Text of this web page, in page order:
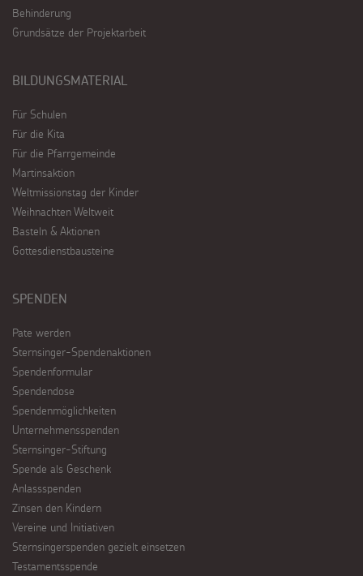
Behinderung
Grundsätze der Projektarbeit
BILDUNGSMATERIAL
Für Schulen
Für die Kita
Für die Pfarrgemeinde
Martinsaktion
Weltmissionstag der Kinder
Weihnachten Weltweit
Basteln & Aktionen
Gottesdienstbausteine
SPENDEN
Pate werden
Sternsinger-Spendenaktionen
Spendenformular
Spendendose
Spendenmöglichkeiten
Unternehmensspenden
Sternsinger-Stiftung
Spende als Geschenk
Anlassspenden
Zinsen den Kindern
Vereine und Initiativen
Sternsingerspenden gezielt einsetzen
Testamentsspende